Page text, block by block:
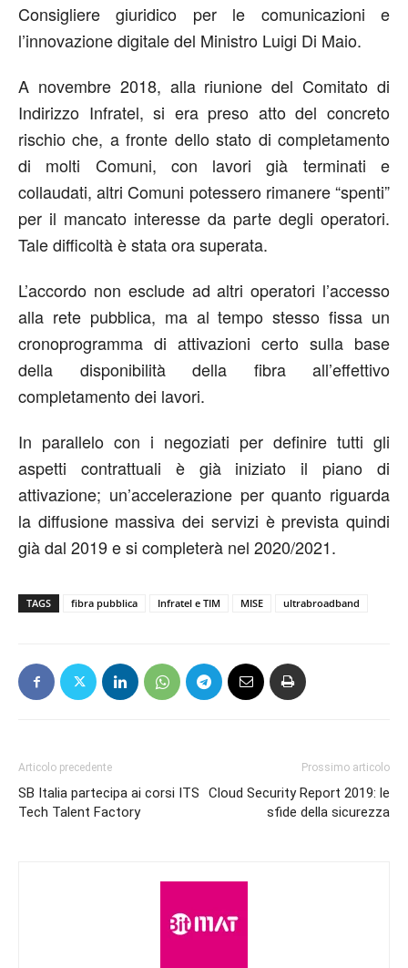
Consigliere giuridico per le comunicazioni e
l’innovazione digitale del Ministro Luigi Di Maio.
A novembre 2018, alla riunione del Comitato di
Indirizzo Infratel, si era preso atto del concreto
rischio che, a fronte dello stato di completamento
di molti Comuni, con lavori già terminati e
collaudati, altri Comuni potessero rimanere “spenti”
per il mancato interesse da parte degli operatori.
Tale difficoltà è stata ora superata.
L’accordo non esclude ad altri operatori l’accesso
alla rete pubblica, ma al tempo stesso fissa un
cronoprogramma di attivazioni certo sulla base
della disponibilità della fibra all’effettivo
completamento dei lavori.
In parallelo con i negoziati per definire tutti gli
aspetti contrattuali è già iniziato il piano di
attivazione; un’accelerazione per quanto riguarda
la diffusione massiva dei servizi è prevista quindi
già dal 2019 e si completerà nel 2020/2021.
TAGS fibra pubblica Infratel e TIM MISE ultrabroadband
Articolo precedente
SB Italia partecipa ai corsi ITS
Tech Talent Factory
Prossimo articolo
Cloud Security Report 2019: le
sfide della sicurezza